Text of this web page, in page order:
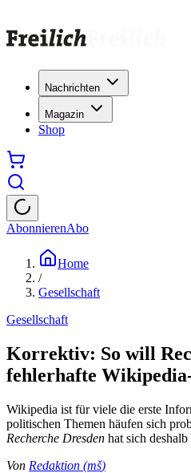
Nachrichten
Magazin
Shop
AbonnierenAbo
Home
/
Gesellschaft
Gesellschaft
Korrektiv: So will
fehlerhafte
Wikipedia ist für viele die erste
politischen Themen häufen sich
Recherche Dresden hat sich
Von Redaktion (mš)